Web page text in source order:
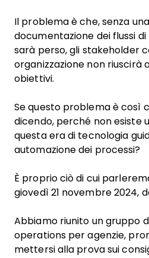
Il problema è che, senza
documentazione dei flussi di
sarà perso, gli stakeholder
organizzazione non riuscirà
obiettivi.
Se questo problema è così
dicendo, perché non esiste
questa era di tecnologia
automazione dei processi?
È proprio ciò di cui
giovedì 21 novembre 2024,
Abbiamo riunito un gruppo
operations per agenzie,
mettersi alla prova sui